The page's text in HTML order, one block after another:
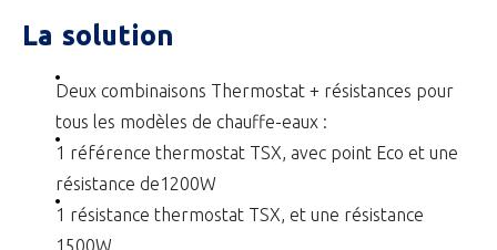
La solution
Deux combinaisons Thermostat + résistances pour
tous les modèles de chauffe-eaux :
1 référence thermostat TSX, avec point Eco et une
résistance de1200W
1 résistance thermostat TSX, et une résistance
1500W